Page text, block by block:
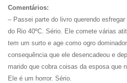
Comentários:
– Passei parte do livro querendo
do Rio 40ºC. Sério. Ele comete várias
tem um surto e age como ogro
consequência que ele desencadeou e
marido que cobra coisas da esposa que
Ele é um horror. Sério.